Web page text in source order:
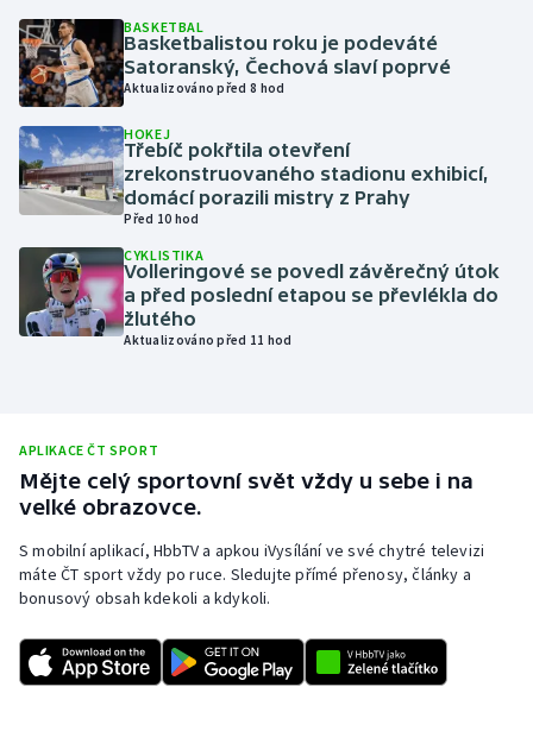
Moderní pětiboj
Motorsport
Olympijské hry
Parasport
Plavání
Plážový volejbal
Rychlobruslení
Rychlostní kanoistika
Short track
Sportovní střelba
Stolní tenis
BASKETBAL
Basketbalistou roku je podeváté
Satoranský, Čechová slaví poprvé
Aktualizováno před 8 hod
HOKEJ
Třebíč pokřtila otevření
zrekonstruovaného stadionu exhibicí,
domácí porazili mistry z Prahy
Před 10 hod
CYKLISTIKA
Volleringové se povedl závěrečný útok
a před poslední etapou se převlékla do
žlutého
Aktualizováno před 11 hod
APLIKACE ČT SPORT
Mějte celý sportovní svět vždy u sebe i na
velké obrazovce.
S mobilní aplikací, HbbTV a apkou iVysílání ve své chytré televizi
máte ČT sport vždy po ruce. Sledujte přímé přenosy, články a
bonusový obsah kdekoli a kdykoli.